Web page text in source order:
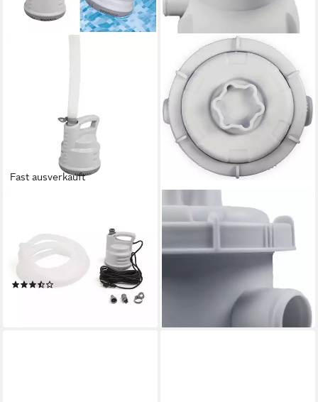
Fast ausverkauft
Swimmingpool Pool
Ablasspumpe
Entleerungspumpe
(6)
EXIT
Filterpumpen,
39,81 €
lieferbar - in 5-6 Werktagen bei dir